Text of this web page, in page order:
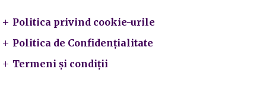
Politica privind cookie-urile
Politica de Confidențialitate
Termeni și condiții